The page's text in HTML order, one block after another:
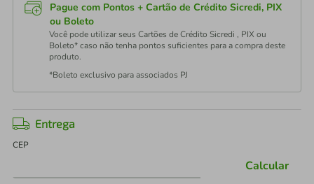
Pague com Pontos + Cartão de Crédito Sicredi, PIX
ou Boleto
Você pode utilizar seus Cartões de Crédito Sicredi , PIX ou
Boleto* caso não tenha pontos suficientes para a compra deste
produto.
*Boleto exclusivo para associados PJ
Entrega
CEP
Calcular